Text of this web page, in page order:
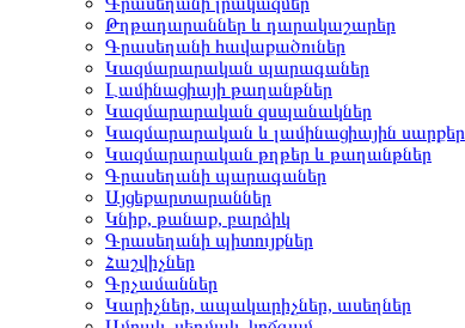
Թղթադարաններ և դարակաշարեր
Գրասեղանի հավաքածուներ
Կազմարարական պարագաներ
Լամինացիայի թաղանթներ
Կազմարարական զսպանակներ
Կազմարարական և լամինացիային սարքեր
Կազմարարական թղթեր և թաղանթներ
Գրասեղանի պարագաներ
Այցեքարտարաններ
Կնիք, թանաք, բարձիկ
Գրասեղանի պիտույքներ
Հաշվիչներ
Գրչամաններ
Կարիչներ, ապակարիչներ, ասեղներ